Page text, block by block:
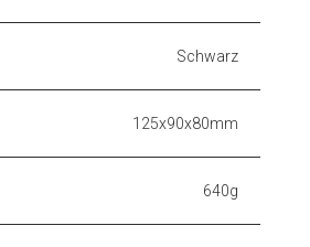
Schwarz
125x90x80mm
640g